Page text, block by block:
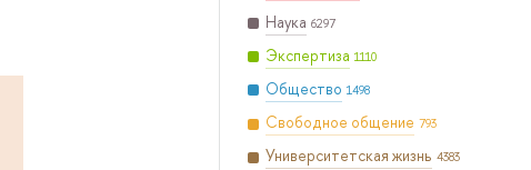
Наука 6297
Экспертиза 1110
Общество 1498
Свободное общение 793
Университетская жизнь 4383